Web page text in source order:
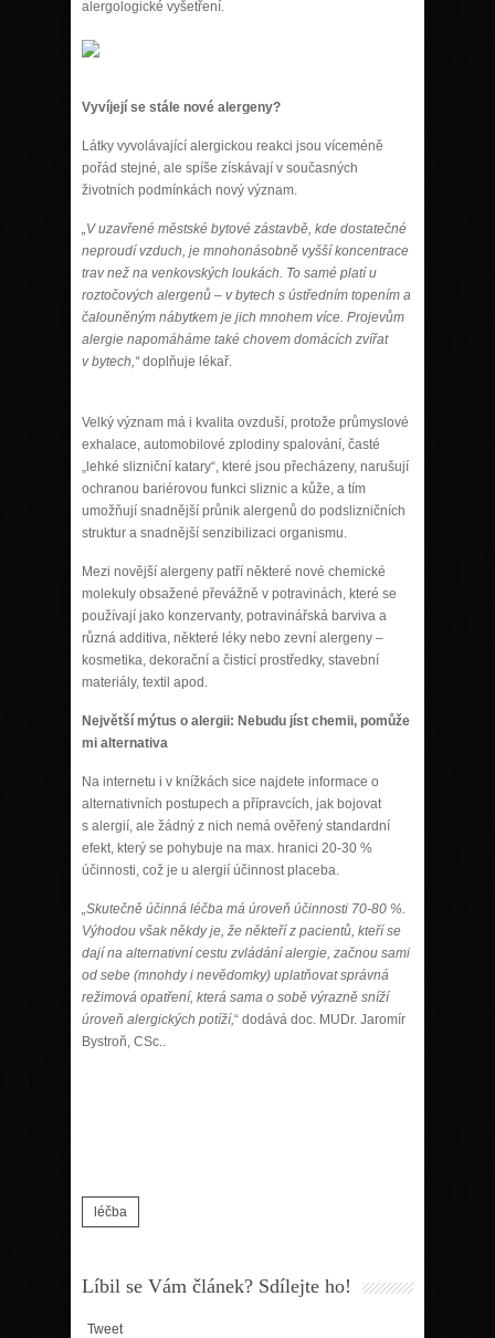
alergologické vyšetření.
Vyvíjejí se stále nové alergeny?
Látky vyvolávající alergickou reakci jsou víceméně
pořád stejné, ale spíše získávají v současných
životních podmínkách nový význam.
„V uzavřené městské bytové zástavbě, kde dostatečné
neproudí vzduch, je mnohonásobně vyšší koncentrace
trav než na venkovských loukách. To samé platí u
roztočových alergenů – v bytech s ústředním topením a
čalouněným nábytkem je jich mnohem více. Projevům
alergie napomáháme také chovem domácích zvířat
v bytech,“doplňuje lékař.
Velký význam má i kvalita ovzduší, protože průmyslové
exhalace, automobilové zplodiny spalování, časté
„lehké slizniční katary“, které jsou přecházeny, narušují
ochranou bariérovou funkci sliznic a kůže, a tím
umožňují snadnější průnik alergenů do podslizničních
struktur a snadnější senzibilizaci organismu.
Mezi novější alergeny patří některé nové chemické
molekuly obsažené převážně v potravinách, které se
používají jako konzervanty, potravinářská barviva a
různá additiva, některé léky nebo zevní alergeny –
kosmetika, dekorační a čisticí prostředky, stavební
materiály, textil apod.
Největší mýtus o alergii: Nebudu jíst chemii, pomůže
mi alternativa
Na internetu i v knížkách sice najdete informace o
alternativních postupech a přípravcích, jak bojovat
s alergií, ale žádný z nich nemá ověřený standardní
efekt, který se pohybuje na max. hranici 20-30 %
účinnosti, což je u alergií účinnost placeba.
„Skutečně účinná léčba má úroveň účinnosti 70-80 %.
Výhodou však někdy je, že někteří z pacientů, kteří se
dají na alternativní cestu zvládání alergie, začnou sami
od sebe (mnohdy i nevědomky) uplatňovat správná
režimová opatření, která sama o sobě výrazně sníží
úroveň alergických potíží,“ dodává doc. MUDr. Jaromír
Bystroň, CSc..
léčba
Líbil se Vám článek? Sdílejte ho!
Tweet